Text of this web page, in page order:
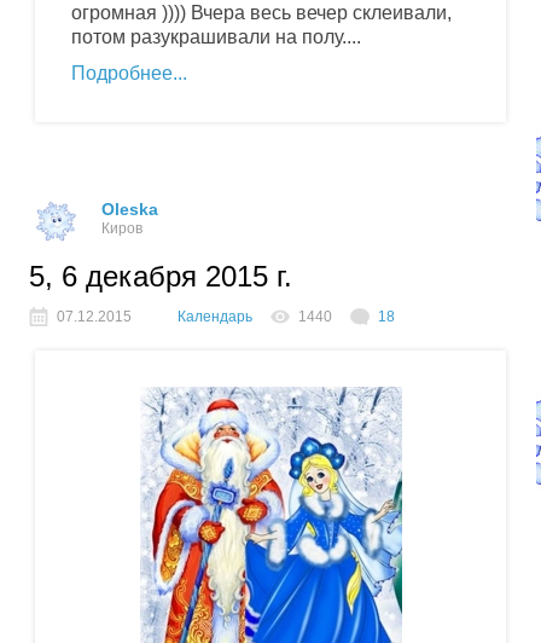
огромная )))) Вчера весь вечер склеивали,
потом разукрашивали на полу....
Подробнее
Oleska
Киров
5, 6 декабря 2015 г.
07.12.2015 Календарь 1440 18